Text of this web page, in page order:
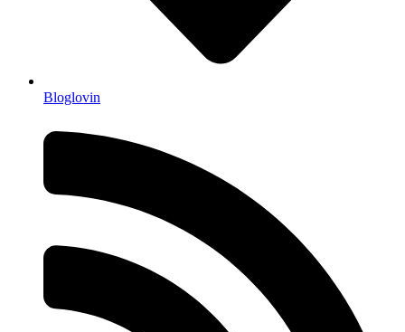
Bloglovin